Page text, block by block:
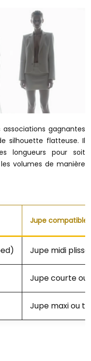
gagnantes
silhouette flatteuse. Il
longueurs pour soit
volumes de manière
Jupe compatible
Jupe midi
Jupe courte ou
Jupe maxi ou